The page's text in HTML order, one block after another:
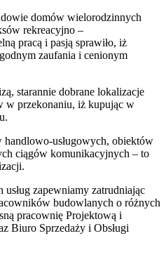
domów wielorodzinnych
rekreacyjno –
pracą i pasją sprawiło, iż
zaufania i cenionym
starannie dobrane lokalizacje
w przekonaniu, iż kupując w
usługowych, obiektów
ciągów komunikacyjnych – to
zapewniamy zatrudniając
budowlanych o różnych
pracownię Projektową i
Biuro Sprzedaży i Obsługi